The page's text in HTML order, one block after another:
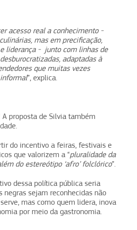
acesso real a conhecimento -
mas em precificação,
liderança - junto com linhas de
adaptadas à
que muitas vezes
”, explica.
A proposta de Silvia também
do incentivo a feiras, festivais e
que valorizem a “pluralidade da
do estereótipo ‘afro’ folclórico”.
dessa política pública seria
negras sejam reconhecidas não
mas como quem lidera, inova
por meio da gastronomia.